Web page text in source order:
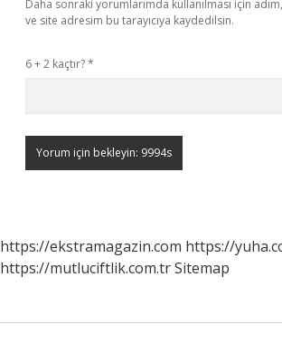
Daha sonraki yorumlarımda kullanılması için
ve site adresim bu tarayıcıya kaydedilsin.
6 + 2 kaçtır?*
https://ekstramagazin.com https://
https://mutluciftlik.com.trSitemap